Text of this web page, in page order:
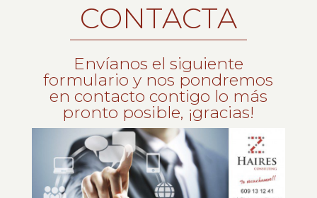
CONTACTA
Envíanos el siguiente
formulario y nos pondremos
en contacto contigo lo más
pronto posible, ¡gracias!